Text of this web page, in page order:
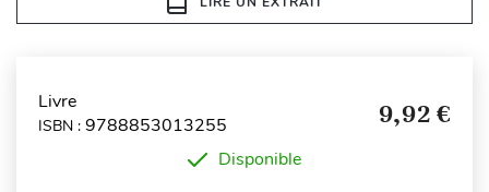
Livre
ISBN : 9788853013255 9,92 €
Disponible